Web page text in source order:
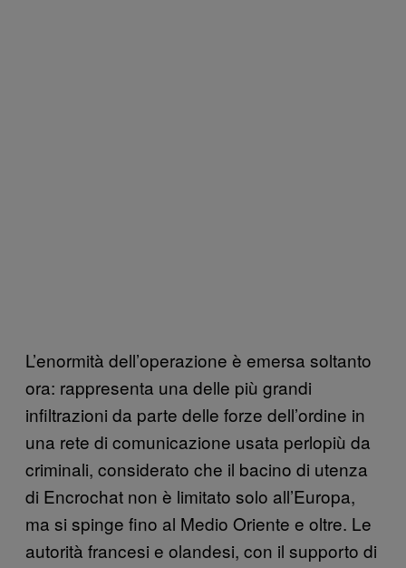
L’enormità dell’operazione è emersa soltanto
ora: rappresenta una delle più grandi
infiltrazioni da parte delle forze dell’ordine in
una rete di comunicazione usata perlopiù da
criminali, considerato che il bacino di utenza
di Encrochat non è limitato solo all’Europa,
ma si spinge fino al Medio Oriente e oltre. Le
autorità francesi e olandesi, con il supporto di